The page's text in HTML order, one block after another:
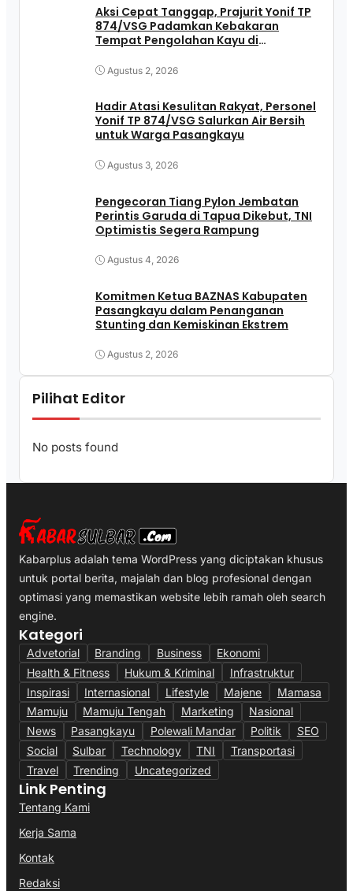
Aksi Cepat Tanggap, Prajurit Yonif TP
874/VSG Padamkan Kebakaran
Tempat Pengolahan Kayu di
Agustus 2, 2026
Hadir Atasi Kesulitan Rakyat, Personel
Yonif TP 874/VSG Salurkan Air Bersih
untuk Warga Pasangkayu
Agustus 3, 2026
Pengecoran Tiang Pylon Jembatan
Perintis Garuda di Tapua Dikebut, TNI
Optimistis Segera Rampung
Agustus 4, 2026
Komitmen Ketua BAZNAS Kabupaten
Pasangkayu dalam Penanganan
Stunting dan Kemiskinan Ekstrem
Agustus 2, 2026
Pilihat Editor
No posts found
Kabarplus adalah tema WordPress yang diciptakan khusus
untuk portal berita, majalah dan blog profesional dengan
optimasi yang memastikan website lebih ramah oleh search
engine.
Kategori
Advetorial Branding Business
Ekonomi
Health & Fitness
Hukum & Kriminal
Infrastruktur
Inspirasi
Internasional Lifestyle Majene
Mamasa
Mamuju
Mamuju Tengah Marketing
Nasional
News
Pasangkayu Polewali Mandar Politik
SEO
Social
Sulbar Technology TNI
Transportasi
Travel
Trending Uncategorized
Link Penting
Tentang Kami
Kerja Sama
Kontak
Redaksi